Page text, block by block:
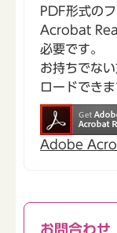
PDF形式の
Acrobat
必要です。
お持ちでな
ロードできま
Adobe
お問合わせ